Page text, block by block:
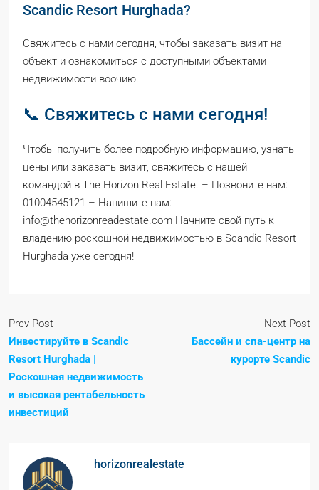
Scandic Resort Hurghada?
Свяжитесь с нами сегодня, чтобы заказать визит на
объект и ознакомиться с доступными объектами
недвижимости воочию.
📞 Свяжитесь с нами сегодня!
Чтобы получить более подробную информацию, узнать
цены или заказать визит, свяжитесь с нашей
командой в The Horizon Real Estate. – Позвоните нам:
01004545121 – Напишите нам:
info@thehorizonreadestate.com Начните свой путь к
владению роскошной недвижимостью в Scandic Resort
Hurghada уже сегодня!
Prev Post
Инвестируйте в Scandic
Resort Hurghada |
Роскошная недвижимость
и высокая рентабельность
инвестиций
Next Post
Бассейн и спа-центр на
курорте Scandic
horizonrealestate